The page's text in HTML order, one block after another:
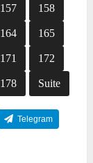
157 158
164 165
171 172
178 Suite
Telegram